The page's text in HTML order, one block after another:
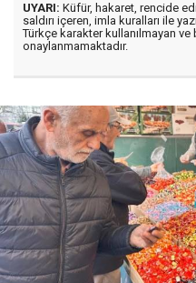
UYARI: Küfür, hakaret, rencide
saldırı içeren, imla kuralları ile
Türkçe karakter kullanılmayan
onaylanmamaktadır.